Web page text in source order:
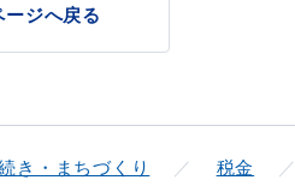
ージへ戻る
き・まちづくり 税金